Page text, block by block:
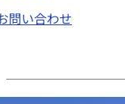
問い合わせ